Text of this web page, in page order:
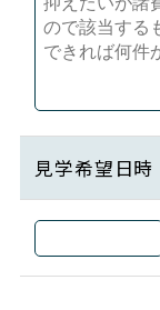
見学希望日時